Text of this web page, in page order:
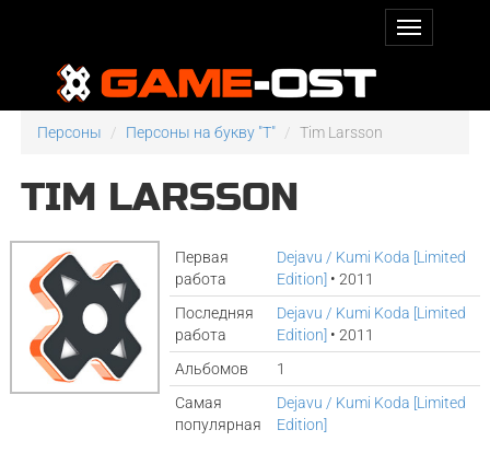
Персоны Персоны на букву "T" Tim Larsson
TIM LARSSON
Первая
работа
Dejavu / Kumi Koda [Limited
Edition] • 2011
Последняя
работа
Dejavu / Kumi Koda [Limited
Edition] • 2011
Альбомов
1
Самая
популярная
Dejavu / Kumi Koda [Limited
Edition]